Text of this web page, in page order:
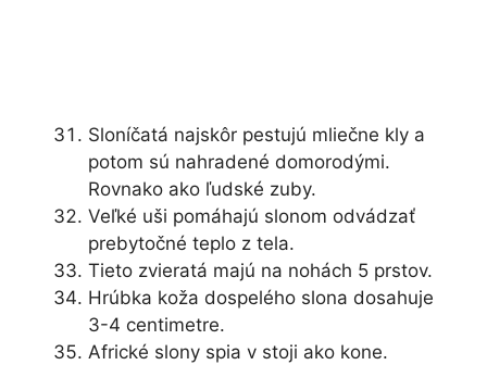
Sloníčatá najskôr pestujú mliečne kly a
potom sú nahradené domorodými.
Rovnako ako ľudské zuby.
Veľké uši pomáhajú slonom odvádzať
prebytočné teplo z tela.
Tieto zvieratá majú na nohách 5 prstov.
Hrúbka koža dospelého slona dosahuje
3-4 centimetre.
Africké slony spia v stoji ako kone.